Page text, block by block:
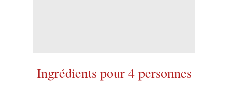
Ingrédients pour 4 personnes